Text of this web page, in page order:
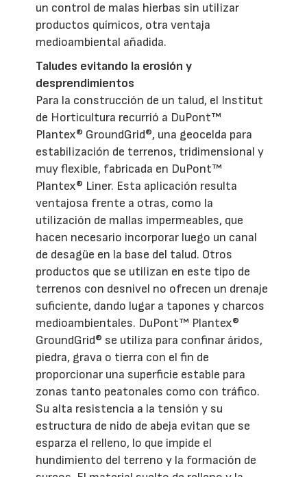
un control de malas hierbas sin utilizar
productos químicos, otra ventaja
medioambiental añadida.
Taludes evitando la erosión y
desprendimientos
Para la construcción de un talud, el Institut
de Horticultura recurrió a DuPont™
Plantex® GroundGrid®, una geocelda para
estabilización de terrenos, tridimensional y
muy flexible, fabricada en DuPont™
Plantex® Liner. Esta aplicación resulta
ventajosa frente a otras, como la
utilización de mallas impermeables, que
hacen necesario incorporar luego un canal
de desagüe en la base del talud. Otros
productos que se utilizan en este tipo de
terrenos con desnivel no ofrecen un drenaje
suficiente, dando lugar a tapones y charcos
medioambientales. DuPont™ Plantex®
GroundGrid® se utiliza para confinar áridos,
piedra, grava o tierra con el fin de
proporcionar una superficie estable para
zonas tanto peatonales como con tráfico.
Su alta resistencia a la tensión y su
estructura de nido de abeja evitan que se
esparza el relleno, lo que impide el
hundimiento del terreno y la formación de